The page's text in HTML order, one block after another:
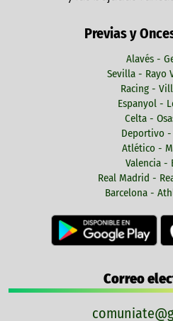
Previas y
Alavés -
Sevilla - Rayo
Racing -
Espanyol -
Celta -
Deportivo -
Atlético -
Valencia -
Real Madrid -
Barcelona -
Correo